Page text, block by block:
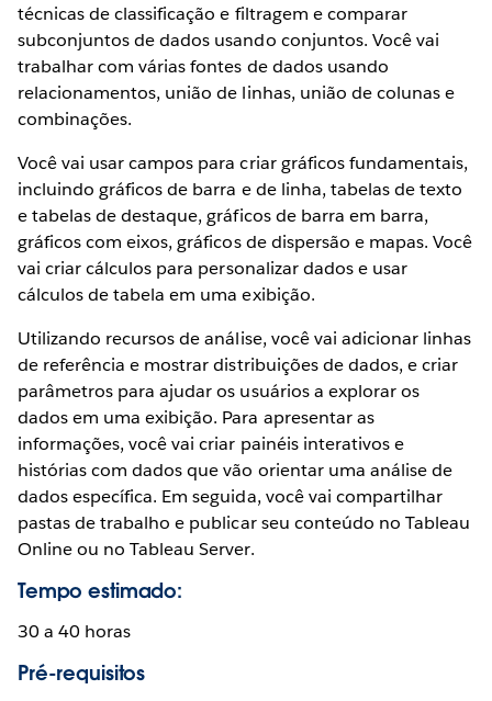
técnicas de classificação e filtragem e comparar
subconjuntos de dados usando conjuntos. Você vai
trabalhar com várias fontes de dados usando
relacionamentos, união de linhas, união de colunas e
combinações.
Você vai usar campos para criar gráficos fundamentais,
incluindo gráficos de barra e de linha, tabelas de texto
e tabelas de destaque, gráficos de barra em barra,
gráficos com eixos, gráficos de dispersão e mapas. Você
vai criar cálculos para personalizar dados e usar
cálculos de tabela em uma exibição.
Utilizando recursos de análise, você vai adicionar linhas
de referência e mostrar distribuições de dados, e criar
parâmetros para ajudar os usuários a explorar os
dados em uma exibição. Para apresentar as
informações, você vai criar painéis interativos e
histórias com dados que vão orientar uma análise de
dados específica. Em seguida, você vai compartilhar
pastas de trabalho e publicar seu conteúdo no Tableau
Online ou no Tableau Server.
Tempo estimado:
30 a 40 horas
Pré-requisitos